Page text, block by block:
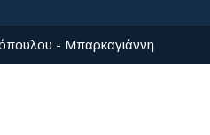
- Μπαρκαγιάννη